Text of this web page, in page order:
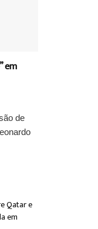
em
de
Qatar e
em